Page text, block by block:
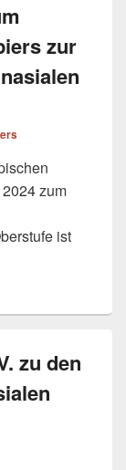
zur
zum
ist
zu den